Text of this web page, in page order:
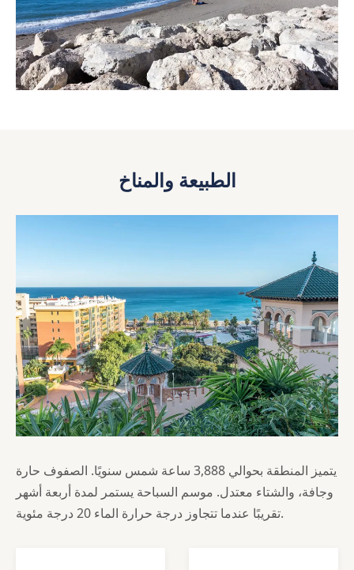
الطبيعة والمناخ
يتميز المنطقة بحوالي 3,888 ساعة شمس سنويًا. الصفوف حارة
وجافة، والشتاء معتدل. موسم السباحة يستمر لمدة أربعة أشهر
تقريبًا عندما تتجاوز درجة حرارة الماء 20 درجة مئوية.